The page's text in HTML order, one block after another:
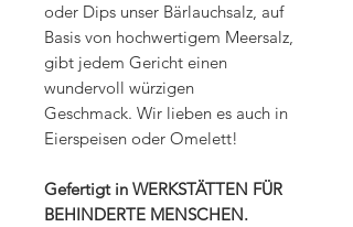
oder Dips unser Bärlauchsalz, auf
Basis von hochwertigem Meersalz,
gibt jedem Gericht einen
wundervoll würzigen
Geschmack. Wir lieben es auch in
Eierspeisen oder Omelett!
Gefertigt in WERKSTÄTTEN FÜR
BEHINDERTE MENSCHEN.